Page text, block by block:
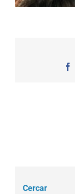
Cercar